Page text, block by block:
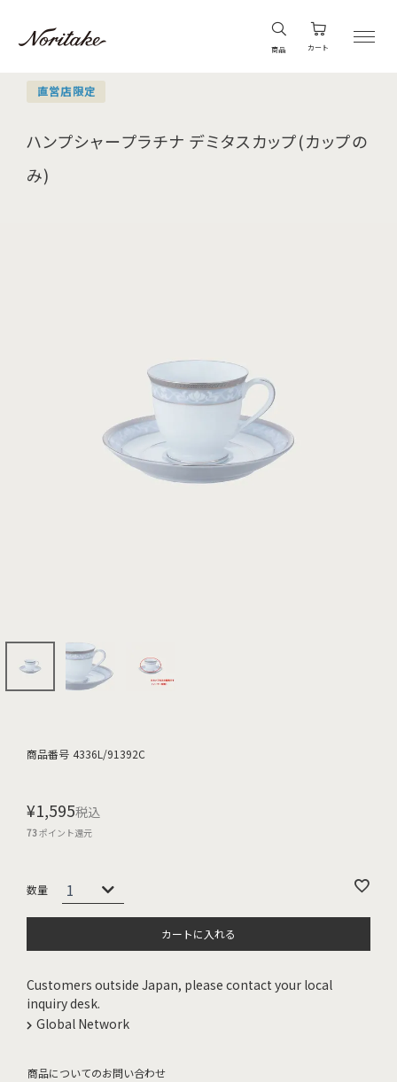
商品 カート
直営店限定
ハンプシャープラチナ デミタスカップ(カップの
み)
商品番号 4336L/91392C
¥1,595税込
73ポイント還元
カートに入れる
Customers outside Japan, please contact your local
inquiry desk.
Global Network
商品についてのお問い合わせ